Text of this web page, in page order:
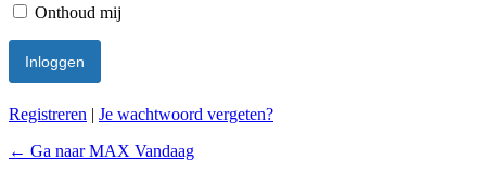
Onthoud mij
Registreren | Je wachtwoord vergeten?
← Ga naar MAX Vandaag